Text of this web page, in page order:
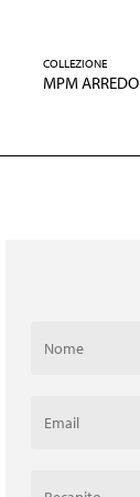
COLLEZIONE
MPM ARREDO